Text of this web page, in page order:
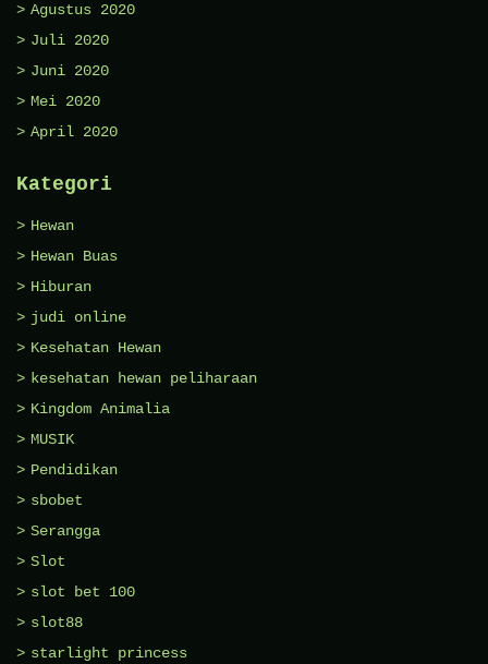
Agustus 2020
Juli 2020
Juni 2020
Mei 2020
April 2020
Kategori
Hewan
Hewan Buas
Hiburan
judi online
Kesehatan Hewan
kesehatan hewan peliharaan
Kingdom Animalia
MUSIK
Pendidikan
sbobet
Serangga
Slot
slot bet 100
slot88
starlight princess